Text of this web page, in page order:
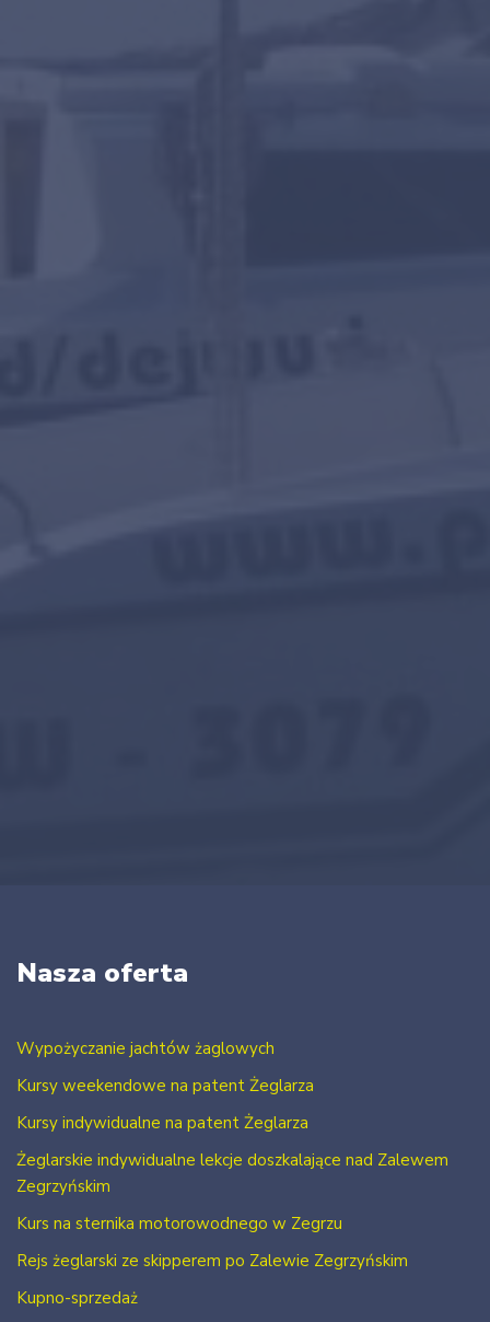
Nasza oferta
Wypożyczanie jachtów żaglowych
Kursy weekendowe na patent Żeglarza
Kursy indywidualne na patent Żeglarza
Żeglarskie indywidualne lekcje doszkalające nad Zalewem
Zegrzyńskim
Kurs na sternika motorowodnego w Zegrzu
Rejs żeglarski ze skipperem po Zalewie Zegrzyńskim
Kupno-sprzedaż